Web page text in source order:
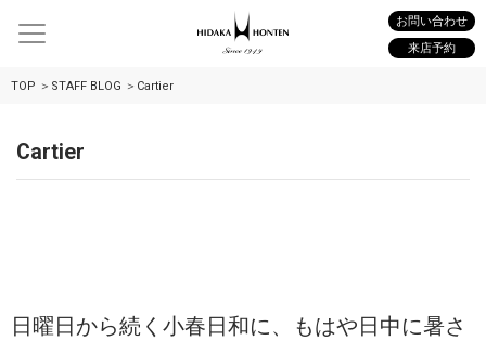
お問い合わせ
来店予約
TOP STAFF BLOG Cartier
Cartier
日曜日から続く小春日和に、もはや日中に暑さ